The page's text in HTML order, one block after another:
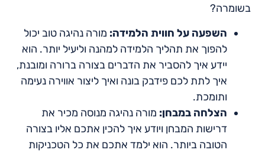
בשומרה?
השפעה על חווית הלמידה: מורה נהיגה טוב יכול
להפוך את תהליך הלמידה למהנה וליעיל יותר. הוא
יידע איך להסביר את הדברים בצורה ברורה ומובנת,
איך לתת לכם פידבק בונה ואיך ליצור אווירה נעימה
ותומכת.
הצלחה במבחן: מורה נהיגה מנוסה מכיר את
דרישות המבחן ויודע איך להכין אתכם אליו בצורה
הטובה ביותר. הוא ילמד אתכם את כל הטכניקות